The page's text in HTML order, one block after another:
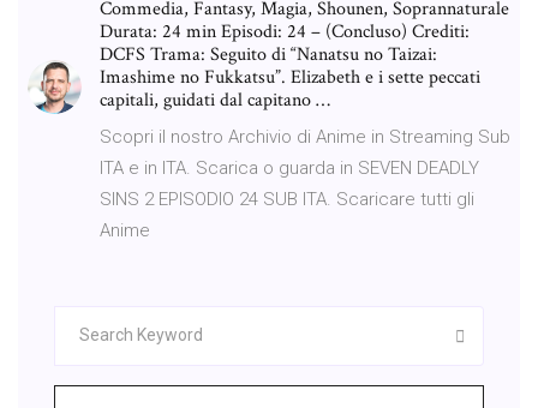
Commedia, Fantasy, Magia, Shounen, Soprannaturale
Durata: 24 min Episodi: 24 – (Concluso) Crediti:
DCFS Trama: Seguito di “Nanatsu no Taizai:
Imashime no Fukkatsu”. Elizabeth e i sette peccati
capitali, guidati dal capitano …
Scopri il nostro Archivio di Anime in Streaming Sub
ITA e in ITA. Scarica o guarda in SEVEN DEADLY
SINS 2 EPISODIO 24 SUB ITA. Scaricare tutti gli
Anime